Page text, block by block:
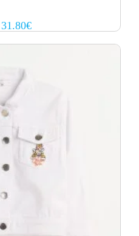
Original
price
31.80€Current
price